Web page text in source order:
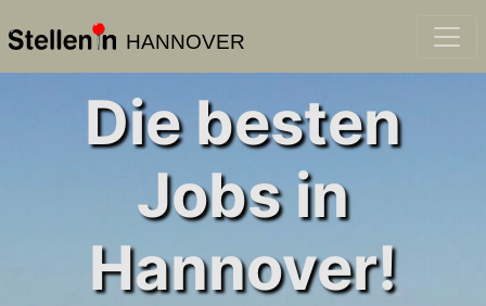
HANNOVER
Die besten
Jobs in
Hannover!